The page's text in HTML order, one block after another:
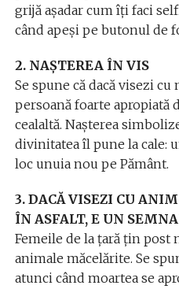
grijă așadar cum îți faci
când apeși pe butonul de
2. NAȘTEREA ÎN VIS
Se spune că dacă visezi
persoană foarte apropiată
cealaltă. Nașterea
divinitatea îl pune la cale:
loc unuia nou pe Pământ.
3. DACĂ VISEZI CU
ÎN ASFALT, E UN
Femeile de la țară țin post
animale măcelărite. Se
atunci când moartea se